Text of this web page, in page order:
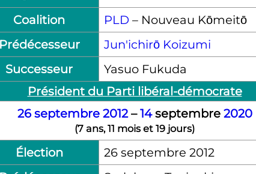
Coalition PLD – Nouveau Kōmeitō
Jun'ichirō Koizumi
Successeur
Yasuo Fukuda
Président du Parti libéral-démocrate
26 septembre 2012–14septembre 2020
(7 ans, 11 mois et 19 jours)
Élection
26 septembre 2012